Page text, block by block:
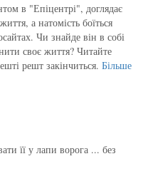
в "Епіцентрі", доглядає
а натомість боїться
Чи знайде він в собі
своє життя? Читайте
решт закінчиться. Більше
її у лапи ворога ... без